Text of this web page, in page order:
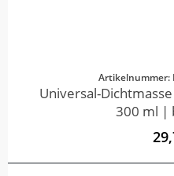
Artikelnummer:
Universal-
300 ml |